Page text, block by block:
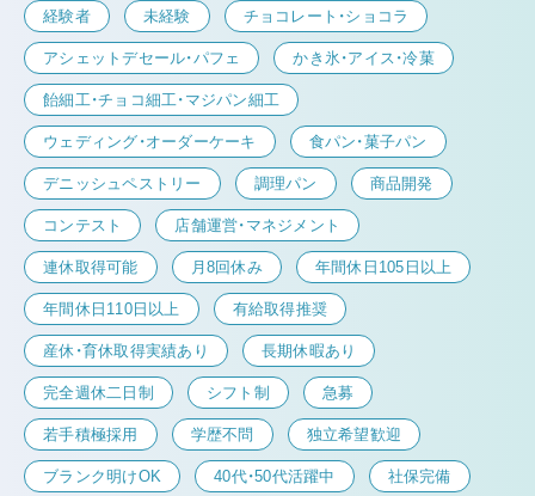
経験者 未経験 チョコレート・ショコラ
アシェットデセール・パフェ かき氷・アイス・冷菓
飴細工・チョコ細工・マジパン細工
ウェディング・オーダーケーキ 食パン・菓子パン
デニッシュペストリー 調理パン 商品開発
コンテスト 店舗運営・マネジメント
連休取得可能 月8回休み 年間休日105日以上
年間休日110日以上 有給取得推奨
産休・育休取得実績あり 長期休暇あり
完全週休二日制 シフト制 急募
若手積極採用 学歴不問 独立希望歓迎
ブランク明けOK 40代・50代活躍中 社保完備